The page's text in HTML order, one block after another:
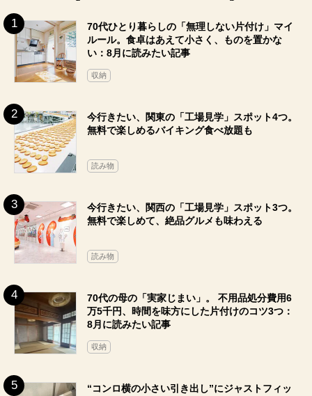
70代ひとり暮らしの「無理しない片付け」マイ
ルール。食卓はあえて小さく、ものを置かな
い：8月に読みたい記事
収納
今行きたい、関東の「工場見学」スポット4つ。
無料で楽しめるバイキング食べ放題も
読み物
今行きたい、関西の「工場見学」スポット3つ。
無料で楽しめて、絶品グルメも味わえる
読み物
70代の母の「実家じまい」。 不用品処分費用6
万5千円、時間を味方にした片付けのコツ3つ：
8月に読みたい記事
収納
“コンロ横の小さい引き出し”にジャストフィッ